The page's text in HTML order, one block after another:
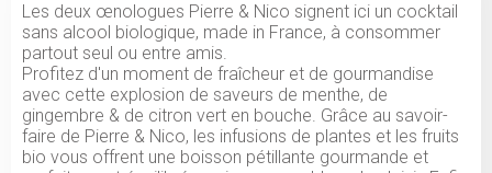
Les deux œnologues Pierre & Nico signent ici un cocktail
sans alcool biologique, made in France, à consommer
partout seul ou entre amis.
Profitez d'un moment de fraîcheur et de gourmandise
avec cette explosion de saveurs de menthe, de
gingembre & de citron vert en bouche. Grâce au savoir-
faire de Pierre & Nico, les infusions de plantes et les fruits
bio vous offrent une boisson pétillante gourmande et